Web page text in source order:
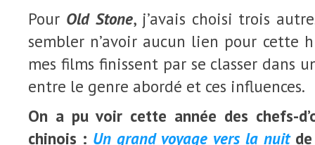
Pour Old Stone, j’avais choisi trois
sembler n’avoir aucun lien pour cette
mes films finissent par se classer dans
entre le genre abordé et ces influences.
On a pu voir cette année des chefs-
chinois : Un grand voyage vers la nuitde